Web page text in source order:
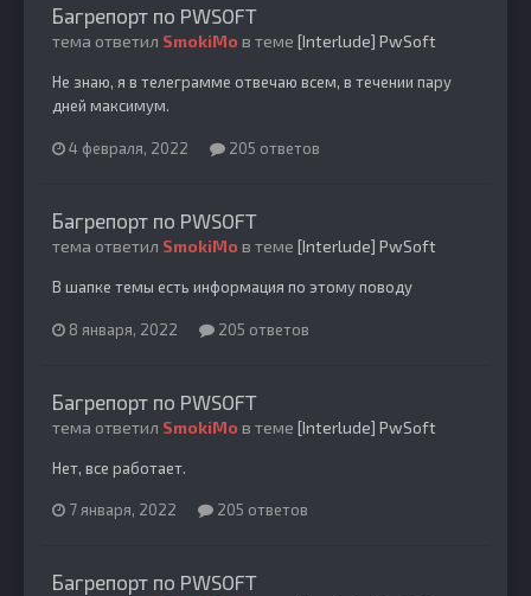
Багрепорт по PWSOFT
тема ответил SmokiMo в теме [Interlude] PwSoft
Не знаю, я в телеграмме отвечаю всем, в течении пару
дней максимум.
4 февраля, 2022 205 ответов
Багрепорт по PWSOFT
тема ответил SmokiMo в теме [Interlude] PwSoft
В шапке темы есть информация по этому поводу
8 января, 2022 205 ответов
Багрепорт по PWSOFT
тема ответил SmokiMo в теме [Interlude] PwSoft
Нет, все работает.
7 января, 2022 205 ответов
Багрепорт по PWSOFT